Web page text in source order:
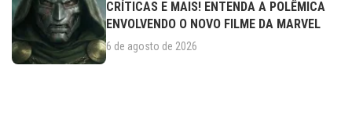
CRÍTICAS E MAIS! ENTENDA A POLÊMICA
ENVOLVENDO O NOVO FILME DA MARVEL
6 de agosto de 2026